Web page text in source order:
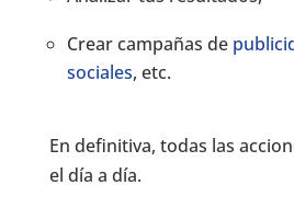
Crear campañas de
sociales, etc.
En definitiva, todas las
el día a día.